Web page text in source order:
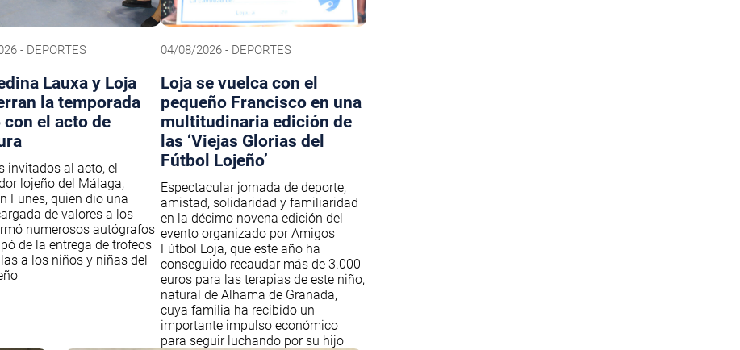
- DEPORTES
Lauxa y Loja
la temporada
el acto de
invitados al acto, el
lojeño del Málaga,
Funes, quien dio una
de valores a los
numerosos autógrafos
de la entrega de trofeos
a los niños y niñas del
04/08/2026 - DEPORTES
Loja se vuelca con el
pequeño Francisco en una
multitudinaria edición de
las ‘Viejas Glorias del
Fútbol Lojeño’
Espectacular jornada de deporte,
amistad, solidaridad y familiaridad
en la décimo novena edición del
evento organizado por Amigos
Fútbol Loja, que este año ha
conseguido recaudar más de 3.000
euros para las terapias de este niño,
natural de Alhama de Granada,
cuya familia ha recibido un
importante impulso económico
para seguir luchando por su hijo